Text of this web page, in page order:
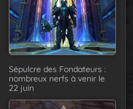
Sépulcre des Fondateurs :
nombreux nerfs à venir le
22 juin